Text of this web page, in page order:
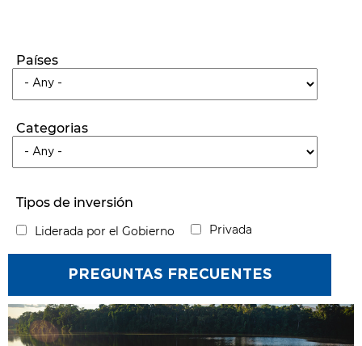
Países
Categorias
Tipos de inversión
Liderada por el Gobierno Privada
PREGUNTAS FRECUENTES